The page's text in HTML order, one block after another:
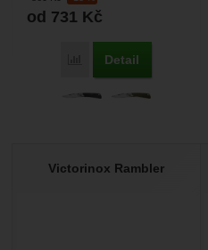
od 731 Kč
Porovnat
Detail
Victorinox Rambler